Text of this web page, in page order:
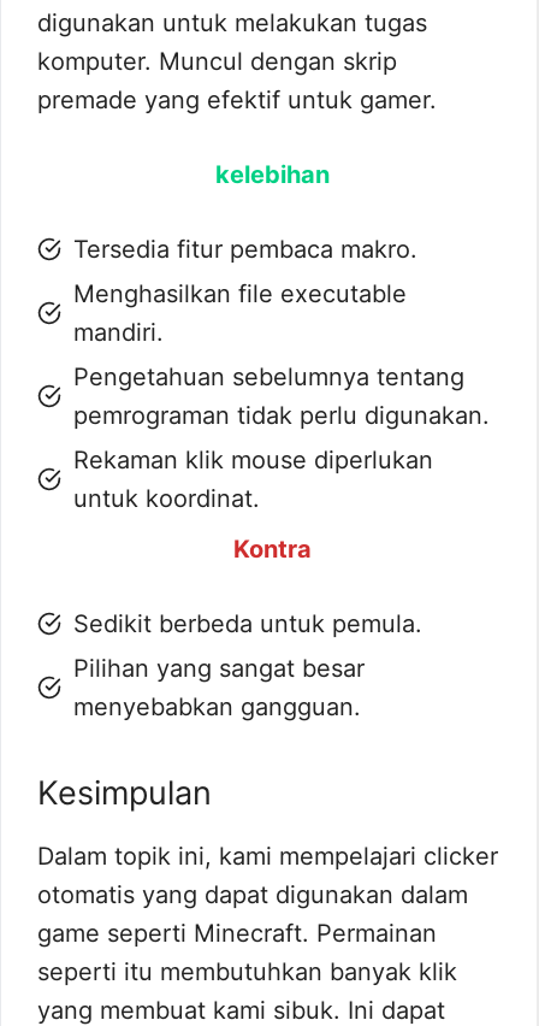
digunakan untuk melakukan tugas
komputer. Muncul dengan skrip
premade yang efektif untuk gamer.
kelebihan
Tersedia fitur pembaca makro.
Menghasilkan file executable
mandiri.
Pengetahuan sebelumnya tentang
pemrograman tidak perlu digunakan.
Rekaman klik mouse diperlukan
untuk koordinat.
Kontra
Sedikit berbeda untuk pemula.
Pilihan yang sangat besar
menyebabkan gangguan.
Kesimpulan
Dalam topik ini, kami mempelajari clicker
otomatis yang dapat digunakan dalam
game seperti Minecraft. Permainan
seperti itu membutuhkan banyak klik
yang membuat kami sibuk. Ini dapat